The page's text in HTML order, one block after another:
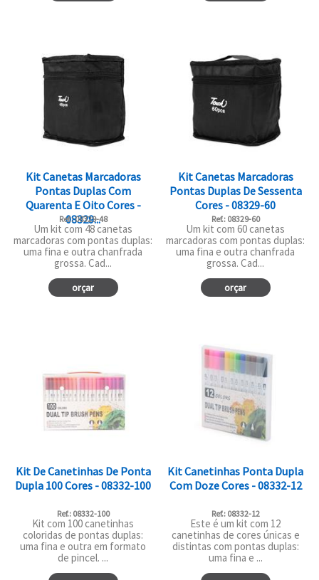
Kit Canetas Marcadoras
Pontas Duplas Com
Quarenta E Oito Cores -
08329...
Ref.: 08329-48
Um kit com 48 canetas
marcadoras com pontas duplas:
uma fina e outra chanfrada
grossa. Cad...
orçar
Kit Canetas Marcadoras
Pontas Duplas De Sessenta
Cores - 08329-60
Ref.: 08329-60
Um kit com 60 canetas
marcadoras com pontas duplas:
uma fina e outra chanfrada
grossa. Cad...
orçar
Kit De Canetinhas De Ponta
Dupla 100 Cores - 08332-100
Ref.: 08332-100
Kit com 100 canetinhas
coloridas de pontas duplas:
uma fina e outra em formato
de pincel. ...
Kit Canetinhas Ponta Dupla
Com Doze Cores - 08332-12
Ref.: 08332-12
Este é um kit com 12
canetinhas de cores únicas e
distintas com pontas duplas:
uma fina e ...